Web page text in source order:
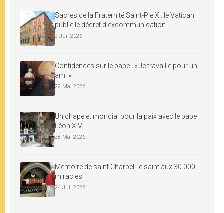
Sacres de la Fraternité Saint-Pie X : le Vatican
publie le décret d’excommunication
2 Juil 2026
Confidences sur le pape : « Je travaille pour un
ami »
22 Mai 2026
Un chapelet mondial pour la paix avec le pape
Léon XIV
28 Mai 2026
Mémoire de saint Charbel, le saint aux 30 000
miracles
24 Juil 2026